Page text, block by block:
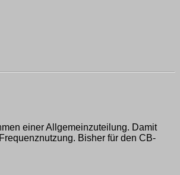
einer Allgemeinzuteilung. Damit
Bisher für den CB-